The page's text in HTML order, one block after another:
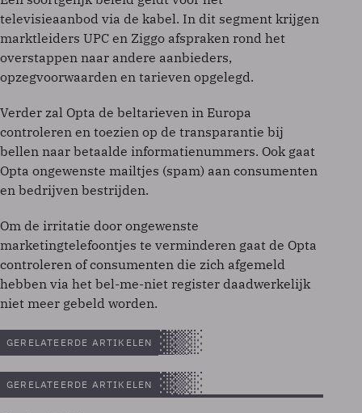
televisieaanbod via de kabel. In dit segment krijgen
marktleiders UPC en Ziggo afspraken rond het
overstappen naar andere aanbieders,
opzegvoorwaarden en tarieven opgelegd.
Verder zal Opta de beltarieven in Europa
controleren en toezien op de transparantie bij
bellen naar betaalde informatienummers. Ook gaat
Opta ongewenste mailtjes (spam) aan consumenten
en bedrijven bestrijden.
Om de irritatie door ongewenste
marketingtelefoontjes te verminderen gaat de Opta
controleren of consumenten die zich afgemeld
hebben via het bel-me-niet register daadwerkelijk
niet meer gebeld worden.
GERELATEERDE ARTIKELEN
GERELATEERDE ARTIKELEN